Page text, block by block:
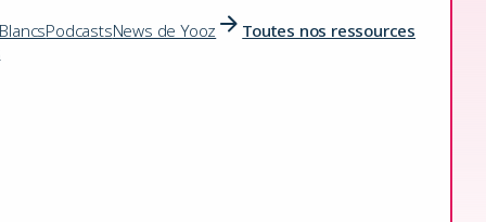
PodcastsNews de Yooz
Toutes nos ressources